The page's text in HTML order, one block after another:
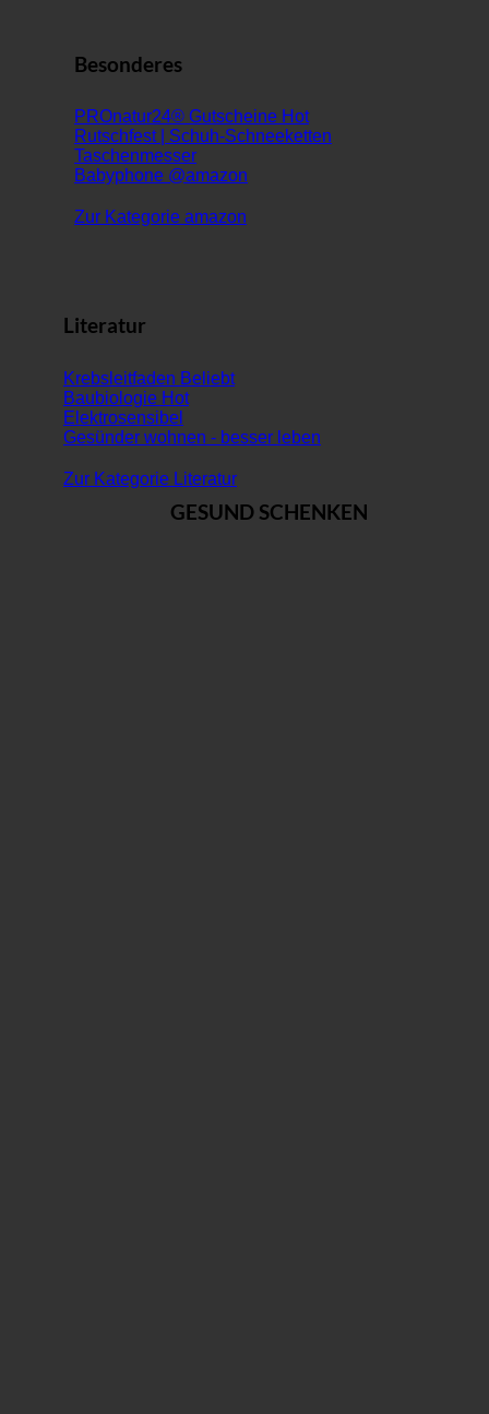
Besonderes
PROnatur24® Gutscheine
Rutschfest | Schuh-Schneeketten
Taschenmesser
Babyphone @amazon
Zur Kategorie amazon
Literatur
Krebsleitfaden
Baubiologie
Elektrosensibel
Gesünder wohnen - besser leben
Zur Kategorie Literatur
GESUND SCHENKEN